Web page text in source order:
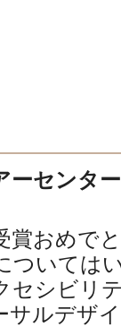
ーセンター
賞おめで
ついては
セシビリ
サルデザ